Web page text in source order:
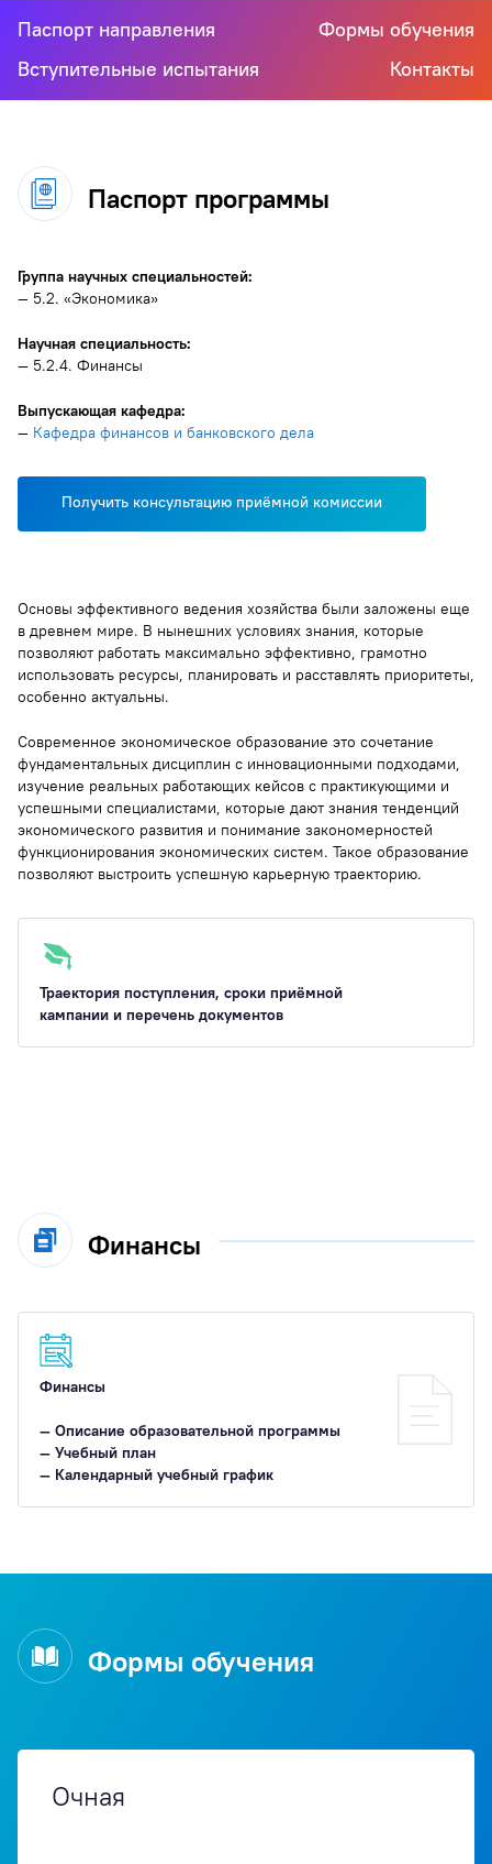
Паспорт направления
Формы обучения
Вступительные испытания
Контакты
Паспорт программы
Группа научных специальностей:
— 5.2. «Экономика»
Научная специальность:
— 5.2.4. Финансы
Выпускающая кафедра:
— Кафедра финансов и банковского дела
Получить консультацию приёмной комиссии
Основы эффективного ведения хозяйства были заложены еще
в древнем мире. В нынешних условиях знания, которые
позволяют работать максимально эффективно, грамотно
использовать ресурсы, планировать и расставлять приоритеты,
особенно актуальны.
Современное экономическое образование это сочетание
фундаментальных дисциплин с инновационными подходами,
изучение реальных работающих кейсов с практикующими и
успешными специалистами, которые дают знания тенденций
экономического развития и понимание закономерностей
функционирования экономических систем. Такое образование
позволяют выстроить успешную карьерную траекторию.
Траектория поступления, сроки приёмной
кампании и перечень документов
Финансы
Финансы
— Описание образовательной программы
— Учебный план
— Календарный учебный график
Формы обучения
Очная